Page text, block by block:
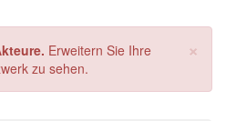
×
Erweitern Sie Ihre
zu sehen.